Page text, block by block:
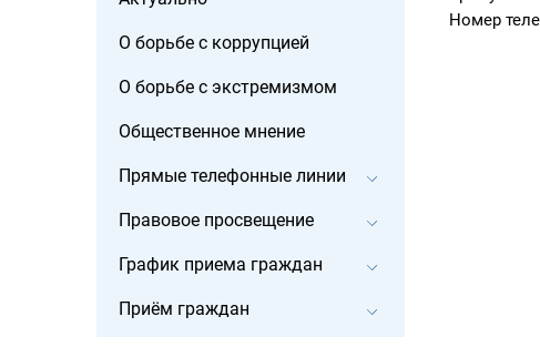
Номер
О борьбе с коррупцией
О борьбе с экстремизмом
Общественное мнение
Прямые телефонные линии
Правовое просвещение
График приема граждан
Приём граждан